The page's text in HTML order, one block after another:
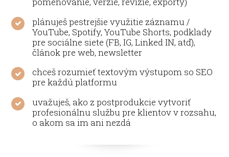
plánuješ pestrejšie využitie záznamu /
YouTube, Spotify, YouTube Shorts, podklady
pre sociálne siete (FB, IG, Linked IN, atď),
článok pre web, newsletter
chceš rozumieť textovým výstupom so SEO
pre každú platformu
uvažuješ, ako z postprodukcie vytvoriť
profesionálnu službu pre klientov v rozsahu,
o akom sa im ani nezdá